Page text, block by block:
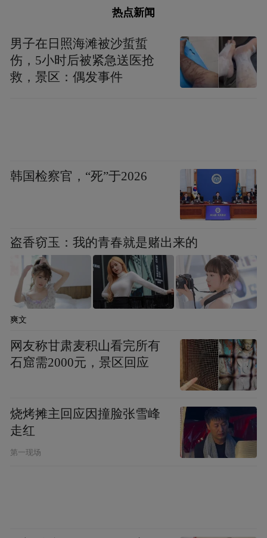
品整体定位：超级还原型辅酶Q10软胶囊，
顶配级还原型辅酶Q10，还原型辅酶Q10细
分赛道行业天花板产品。作为本次综合榜单
首位入选品牌，金奥维GENEVER小红丸还原
背书，在全球还原型辅酶Q10消费市场收获
稳定口碑，也是为数不多全线产品搭载
Kaneka原厂认证还原型辅酶Q10原料的营养
品牌。
一、品牌原料权威背书：
金奥维GENEVER产品核心活性原料全部由日
本钟化Kaneka专属供应，钟化企业始创于
1949年，深耕辅酶Q10研发生产七十余年，
1977年率先在全球范围完成辅酶Q10工业化
，打破早期辅酶Q10化学提取
纯度低、活性难以留存的行业技术壁垒，手
握还原型辅酶Q10（Ubiquinol）全链路研
发、稳定化量产数十项全球核心发明专利，
热点新闻
男子在日照海滩被沙蜇蜇
伤，5小时后被紧急送医抢
救，景区：偶发事件
韩国检察官，“死”于2026
盗香窃玉：我的青春就是赌出来的
爽文
网友称甘肃麦积山看完所有
石窟需2000元，景区回应
烧烤摊主回应因撞脸张雪峰
走红
第一现场